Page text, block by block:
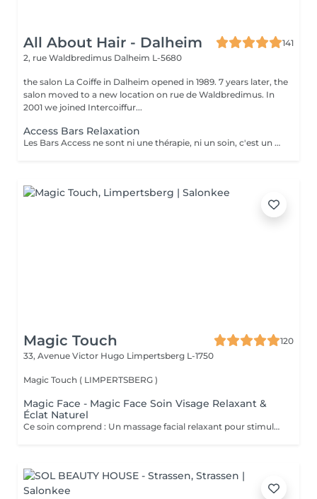
All About Hair - Dalheim
141
2, rue Waldbredimus Dalheim L-5680
the salon La Coiffe in Dalheim opened in 1989. 7 years later, the
salon moved to a new location on rue de Waldbredimus. In
2001 we joined Intercoiffur...
Access Bars Relaxation
Les Bars Access ne sont ni une thérapie, ni un soin, c'est un outil qui favorise le fameux « lâcher-prise ». La stimulation de ces points entraîne un relâchement des blocages mentaux, provoque une relaxation intense et lorsque touchés doucement, ils relâchent sans effort, tout ce qui empêche de recevoir.
Magic Touch
120
33, Avenue Victor Hugo Limpertsberg L-1750
Magic Touch ( LIMPERTSBERG )
Magic Face - Magic Face Soin Visage Relaxant &
Éclat Naturel
Ce soin comprend : Un massage facial relaxant pour stimuler la circulation sanguine, détendre les traits du visage et favoriser l'éclat naturel de la peau. Une exfoliation douce pour éliminer les cellules mortes et affiner le grain de peau. Une hydratation profonde pour nourrir et revitaliser la peau. Un masque à l'argile adapté à votre peau pour purifier, apaiser et redonner de l'éclat au teint. Les bienfaits : Peau plus douce et lumineuse Teint frais et éclatant Réduction des signes de fatigue Sensation profonde de détente et de bien-être Amélioration de la circulation et de l'oxygénation de la peau Prenez un moment pour vous et laissez votre peau retrouver tout son éclat naturel.